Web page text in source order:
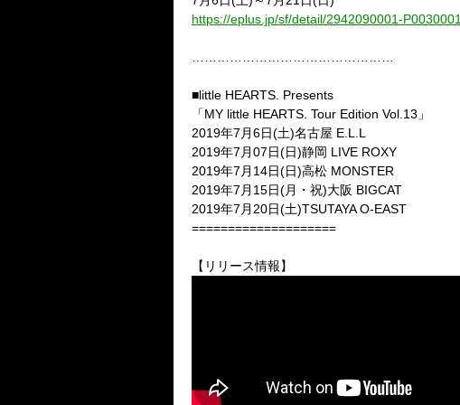
https://eplus.jp/sf/detail/2942090001-P0030001
■little HEARTS. Presents
「MY little HEARTS. Tour Edition Vol.13」
2019年7月6日(土)名古屋 E.L.L
2019年7月07日(日)静岡 LIVE ROXY
2019年7月14日(日)高松 MONSTER
2019年7月15日(月・祝)大阪 BIGCAT
2019年7月20日(土)TSUTAYA O-EAST
====================
【リリース情報】